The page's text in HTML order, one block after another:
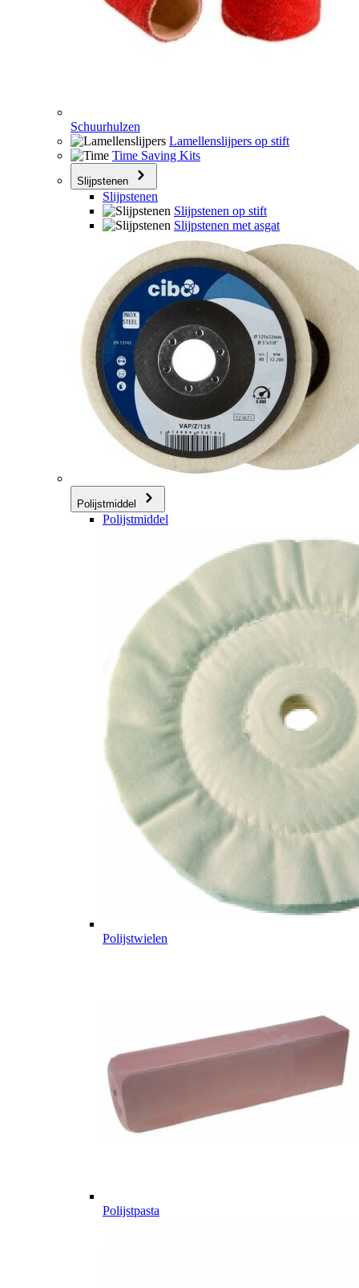
Schuurhulzen
Lamellenslijpers op stift
Time Saving Kits
Slijpstenen
Slijpstenen
Slijpstenen op stift
Slijpstenen met asgat
Polijstmiddel
Polijstmiddel
Polijstwielen
Polijstpasta